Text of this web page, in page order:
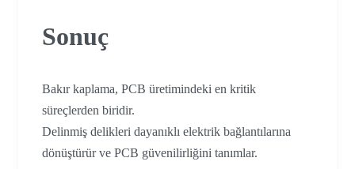
Sonuç
Bakır kaplama, PCB üretimindeki en kritik
süreçlerden biridir.
Delinmiş delikleri dayanıklı elektrik bağlantılarına
dönüştürür ve PCB güvenilirliğini tanımlar.